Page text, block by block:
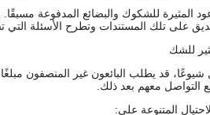
المثيرة للشكوك والبضائع المدفوعة
على تلك المستندات وتطرح الأسئلة التي
للشك
شيوعًا، قد يطلب البائعون غير المنصفون
التواصل معهم بعد ذلك.
المتنوعة على: